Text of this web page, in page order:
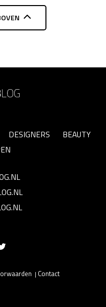
DESIGNERS
BEAUTY
Contact